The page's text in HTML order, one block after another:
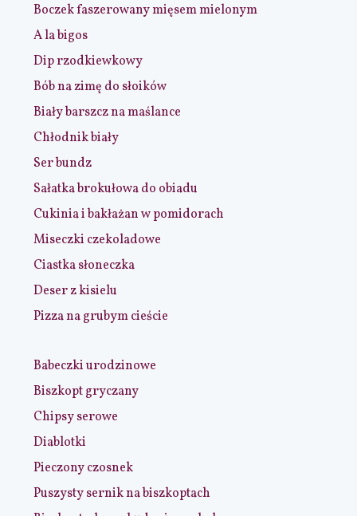
Boczek faszerowany mięsem mielonym
A la bigos
Dip rzodkiewkowy
Bób na zimę do słoików
Biały barszcz na maślance
Chłodnik biały
Ser bundz
Sałatka brokułowa do obiadu
Cukinia i bakłażan w pomidorach
Miseczki czekoladowe
Ciastka słoneczka
Deser z kisielu
Pizza na grubym cieście
Babeczki urodzinowe
Biszkopt gryczany
Chipsy serowe
Diablotki
Pieczony czosnek
Puszysty sernik na biszkoptach